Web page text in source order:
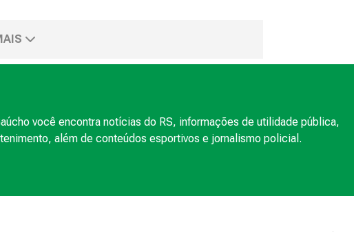
você encontra notícias do RS, informações de utilidade pública,
além de conteúdos esportivos e jornalismo policial.